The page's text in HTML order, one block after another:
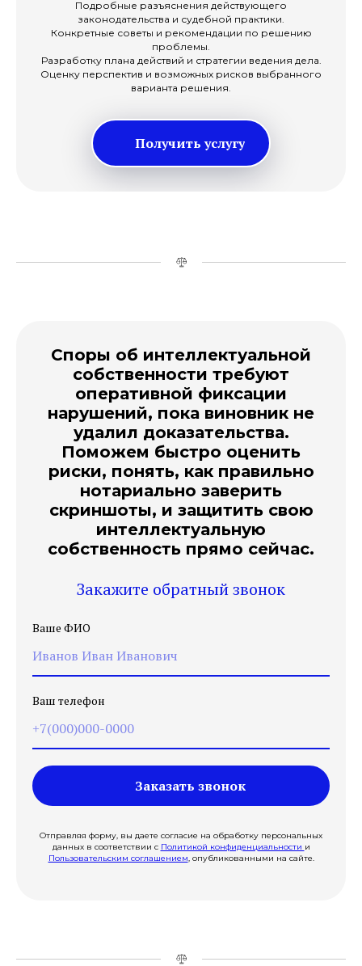
Подробные разъяснения действующего
законодательства и судебной практики.
Конкретные советы и рекомендации по решению
проблемы.
Разработку плана действий и стратегии ведения дела.
Оценку перспектив и возможных рисков выбранного
варианта решения.
Получить услугу
Споры об интеллектуальной
собственности требуют
оперативной фиксации
нарушений, пока виновник не
удалил доказательства.
Поможем быстро оценить
риски, понять, как правильно
нотариально заверить
скриншоты, и защитить свою
интеллектуальную
собственность прямо сейчас.
Закажите обратный звонок
Ваше ФИО
Ваш телефон
Заказать звонок
Отправляя форму, вы даете согласие на обработку персональных
данных в соответствии с Политикой конфиденциальности и
Пользовательским соглашением, опубликованными на сайте.